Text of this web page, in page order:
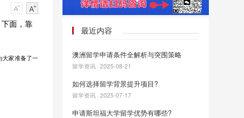
面，靠
家准备了一
最近内容
澳洲留学申请条件全解析与突围策略
留学资讯 · 2025-08-21
如何选择留学背景提升项目?
留学资讯 · 2025-07-17
申请斯坦福大学留学优势有哪些?